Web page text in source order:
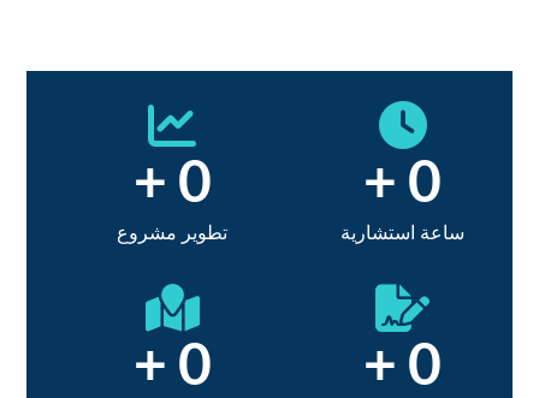
0
+
ساعة استشارية
0
+
تطوير مشروع
0
+
0
+